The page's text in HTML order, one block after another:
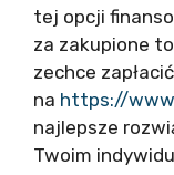
tej opcji
za zakupione
zechce
na https://
najlepsze
Twoim